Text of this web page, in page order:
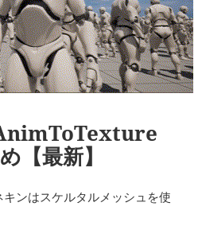
【最新】
ンはスケルタルメッシュを使